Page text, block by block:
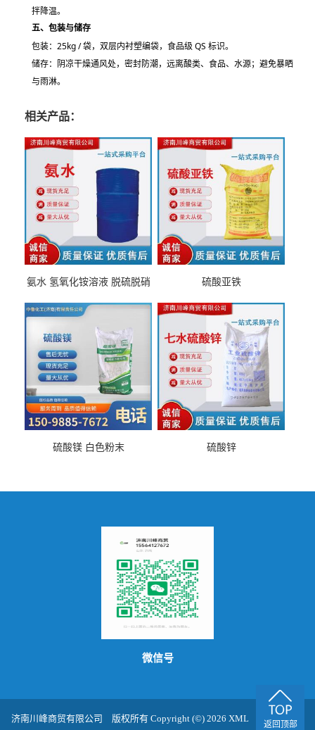
拌降温。
五、包装与储存
包装：25kg / 袋，双层内衬塑编袋， 食品级 QS 标识。
储存：阴凉干燥通风处， 密封防潮，远离酸类、食品、水源；避免暴晒
与雨淋。
相关产品：
氨水 氢氧化铵溶液 脱硫脱硝 硫酸亚铁
硫酸镁 白色粉末 硫酸锌
微信号
济南川峰商贸有限公司 版权所有 Copyright (©) 2026 XML 技术支持：
返回顶部